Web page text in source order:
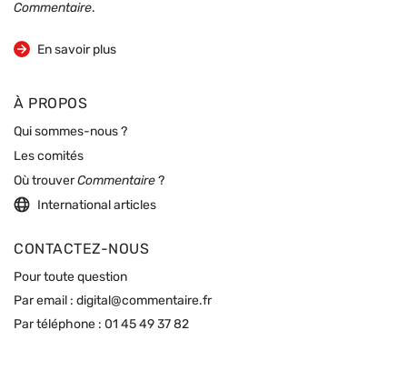
Commentaire.
En savoir plus
sur la revue
À PROPOS
Qui sommes-nous ?
Les comités
Où trouverCommentaire ?
International articles
CONTACTEZ-NOUS
Pour toute question
Par email : digital@commentaire.fr
Par téléphone : 01 45 49 37 82